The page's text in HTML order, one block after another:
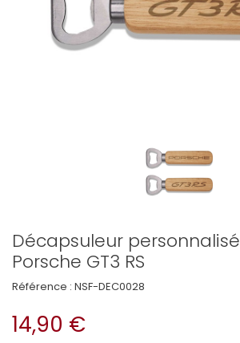
Décapsuleur personnalisé
Porsche GT3 RS
Référence : NSF-DEC0028
14,90 €